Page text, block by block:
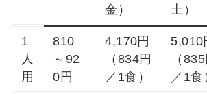
金）
土）
1
人
用
810
～92
0円
4,170円
（834円
／1食）
5,010
（
／1食